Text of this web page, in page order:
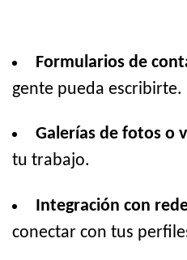
Formularios de
gente pueda escribirte.
Galerías de fotos o
tu trabajo.
Integración con
conectar con tus